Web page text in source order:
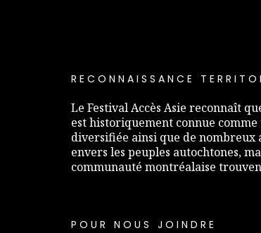
RECONNAISSANCE
Le Festival Accès Asie reconnaît
est historiquement connue
diversifiée ainsi que de nombreux
envers les peuples autochtones,
communauté montréalaise
POUR NOUS JOINDRE